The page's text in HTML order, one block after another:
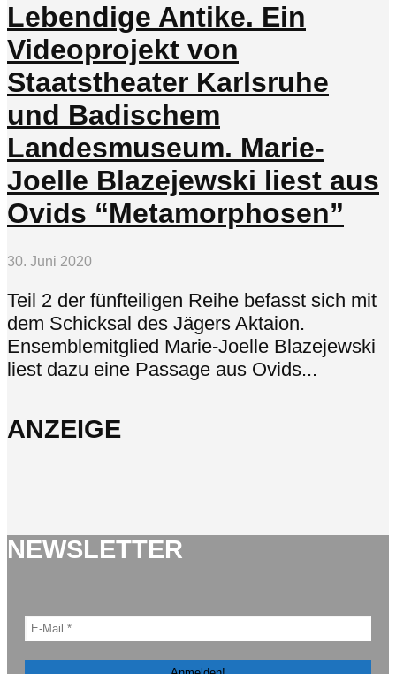
Lebendige Antike. Ein
Videoprojekt von
Staatstheater Karlsruhe
und Badischem
Landesmuseum. Marie-
Joelle Blazejewski liest aus
Ovids “Metamorphosen”
30. Juni 2020
Teil 2 der fünfteiligen Reihe befasst sich mit
dem Schicksal des Jägers Aktaion.
Ensemblemitglied Marie-Joelle Blazejewski
liest dazu eine Passage aus Ovids...
ANZEIGE
NEWSLETTER